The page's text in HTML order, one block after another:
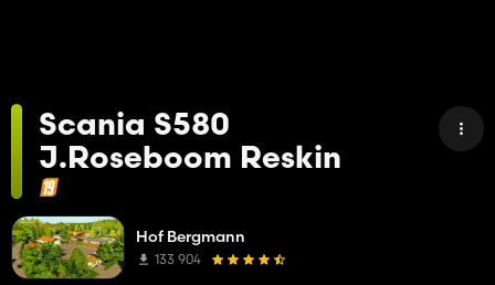
Scania S580
J.Roseboom Reskin
Hof Bergmann
133 904